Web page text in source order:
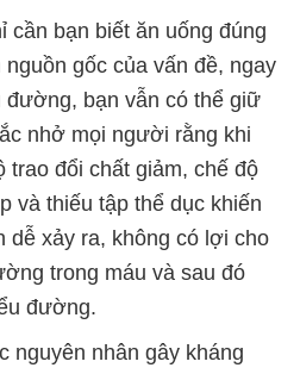
cần bạn biết ăn uống đúng
gốc của vấn đề, ngay
đường, bạn vẫn có thể giữ
nhở mọi người rằng khi
trao đổi chất giảm, chế độ
và thiếu tập thể dục khiến
dễ xảy ra, không có lợi cho
trong máu và sau đó
đường.
nguyên nhân gây kháng